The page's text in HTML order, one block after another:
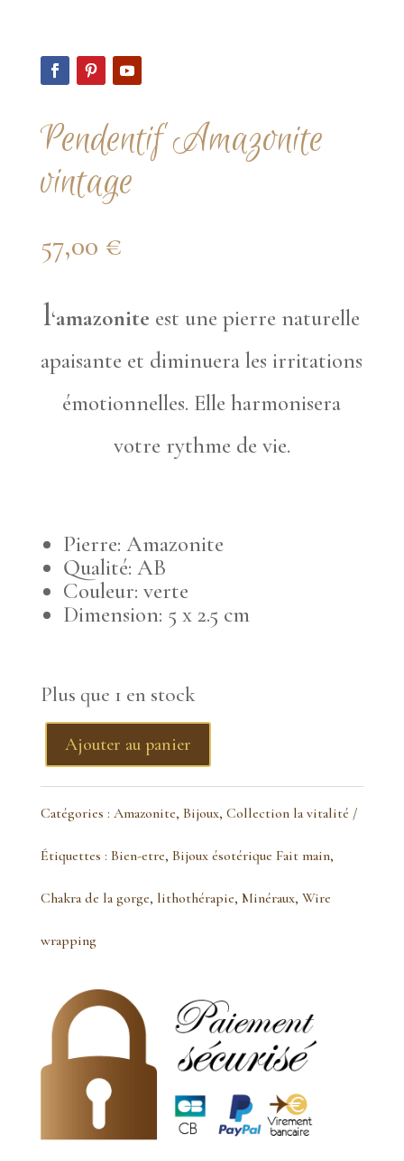
Pendentif Amazonite
vintage
57,00 €
l‘amazonite est une pierre naturelle
apaisante et diminuera les irritations
émotionnelles. Elle harmonisera
votre rythme de vie.
Pierre: Amazonite
Qualité: AB
Couleur: verte
Dimension: 5 x 2.5 cm
Plus que 1 en stock
quantité
de
Pendentif
Amazonite
Ajouter au panier
Catégories : Amazonite, Bijoux, Collection la vitalité
Étiquettes : Bien-etre, Bijoux ésotérique Fait main,
Chakra de la gorge, lithothérapie, Minéraux, Wire
wrapping